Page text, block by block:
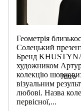
Altro
Геометрія
Солецький
Бренд KHUSTYNA
художником
колекцію
візуальним
любові. Назва
первісної,...